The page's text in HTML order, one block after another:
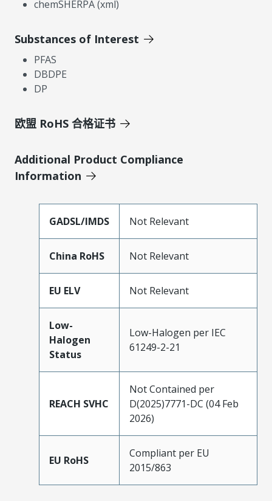
chemSHERPA (xml)
Substances of Interest
PFAS
DBDPE
DP
欧盟 RoHS 合格证书
Additional Product Compliance
Information
GADSL/IMDS Not Relevant
China RoHS Not Relevant
EU ELV Not Relevant
Low-
Halogen
Status
Low-Halogen per IEC
61249-2-21
REACH SVHC
Not Contained per
D(2025)7771-DC (04 Feb
2026)
EU RoHS
Compliant per EU
2015/863